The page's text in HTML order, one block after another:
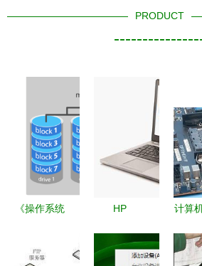
PRODUCT
《操作系统
机及外围设
HP
Folio
计算
主板